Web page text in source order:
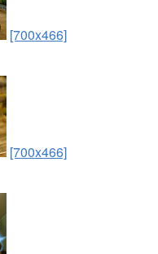
[700x466]
[700x466]